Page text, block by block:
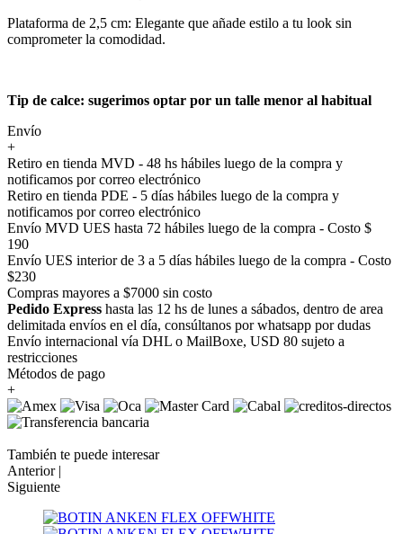
Plataforma de 2,5 cm: Elegante que añade estilo a tu look sin
comprometer la comodidad.
Tip de calce: sugerimos optar por un talle menor al habitual
Envío
+
Retiro en tienda MVD - 48 hs hábiles luego de la compra y
notificamos por correo electrónico
Retiro en tienda PDE - 5 días hábiles luego de la compra y
notificamos por correo electrónico
Envío MVD UES hasta 72 hábiles luego de la compra - Costo $
190
Envío UES interior de 3 a 5 días hábiles luego de la compra - Costo
$230
Compras mayores a $7000 sin costo
Pedido Express hasta las 12 hs de lunes a sábados, dentro de area
delimitada envíos en el día, consúltanos por whatsapp por dudas
Envío internacional vía DHL o MailBoxe, USD 80 sujeto a
restricciones
Métodos de pago
+
También te puede interesar
Anterior |
Siguiente